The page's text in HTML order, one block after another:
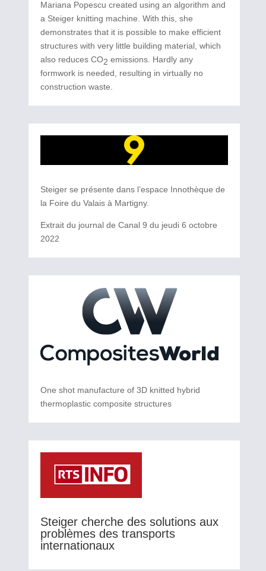
Mariana Popescu created using an algorithm and
a Steiger knitting machine. With this, she
demonstrates that it is possible to make efficient
structures with very little building material, which
also reduces CO2 emissions. Hardly any
formwork is needed, resulting in virtually no
construction waste.
Steiger se présente dans l’espace Innothèque de
la Foire du Valais à Martigny.
Extrait du journal de Canal 9 du jeudi 6 octobre
2022
One shot manufacture of 3D knitted hybrid
thermoplastic composite structures
Steiger cherche des solutions aux
problèmes des transports
internationaux